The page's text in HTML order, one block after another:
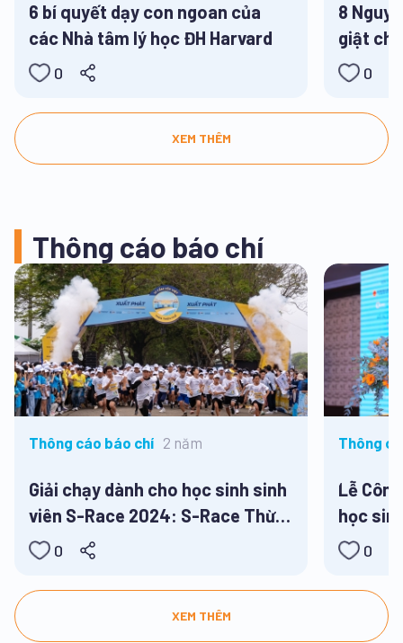
6 bí quyết dạy con ngoan của
các Nhà tâm lý học ĐH Harvard
0
8
giật
hè 0
XEM THÊM
Thông cáo báo chí
Thông cáo báo chí 2 năm
Giải chạy dành cho học sinh sinh
viên S-Race 2024: S-Race Thừa
Thiên Huế
0
Thông
Lễ
học
0
XEM THÊM